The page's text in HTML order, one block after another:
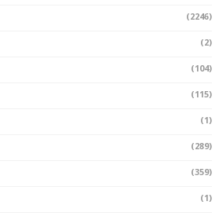
(2246)
(2)
(104)
(115)
(1)
(289)
(359)
(1)